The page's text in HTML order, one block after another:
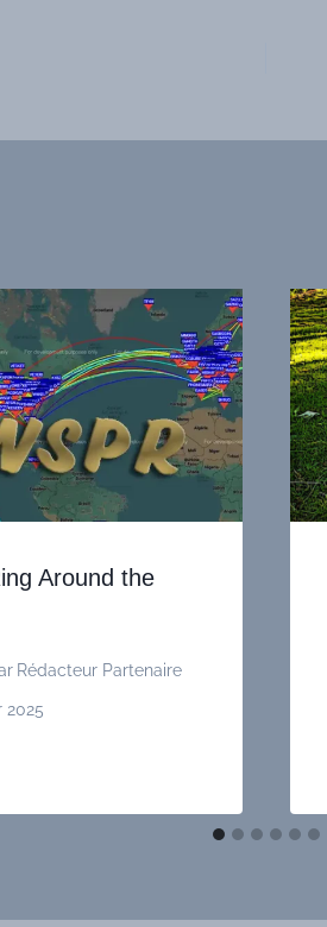
Around the
Rédacteur Partenaire
2025